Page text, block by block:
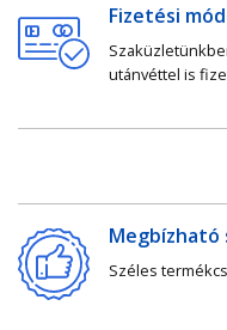
Fizetési
Megbízható
Széles